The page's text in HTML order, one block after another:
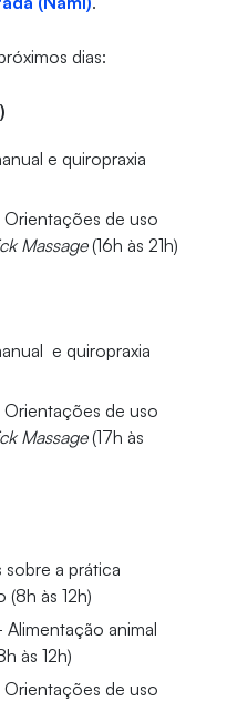
dias:
e quiropraxia
de uso
Massage(16h às 21h)
e quiropraxia
de uso
Massage(17h às
a prática
(8h às 12h)
animal
às 12h)
de uso